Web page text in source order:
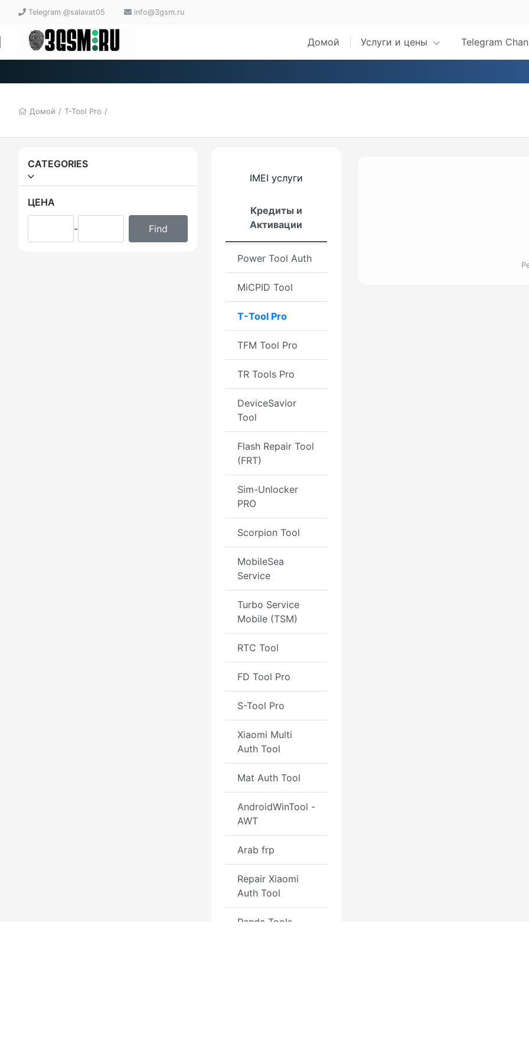
Telegram @salavat05 info@3gsm.ru
Домой Услуги и цены Telegram
Домой / T-Tool Pro /
CATEGORIES
ЦЕНА
-
IMEI услуги
Кредиты и
Активации
Sam-Token Tool
CF-Tool
Power Tool Auth
MiCPID Tool
T-Tool Pro
TFM Tool Pro
TR Tools Pro
DeviceSavior
Tool
Flash Repair Tool
(FRT)
Sim-Unlocker
PRO
Scorpion Tool
MobileSea
Service
Turbo Service
Mobile (TSM)
RTC Tool
FD Tool Pro
S-Tool Pro
Xiaomi Multi
Auth Tool
Mat Auth Tool
AndroidWinTool -
AWT
Arab frp
Repair Xiaomi
Auth Tool
Panda Tools